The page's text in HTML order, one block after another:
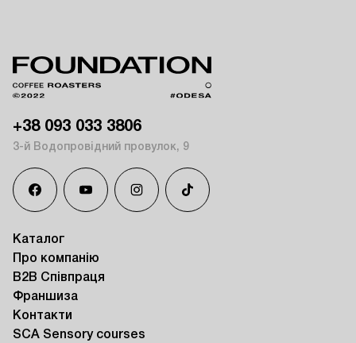
+38 093 033 3806
3-й Водопровідний провулок, 9
Каталог
Про компанію
B2B Співпраця
Франшиза
Контакти
SCA Sensory courses